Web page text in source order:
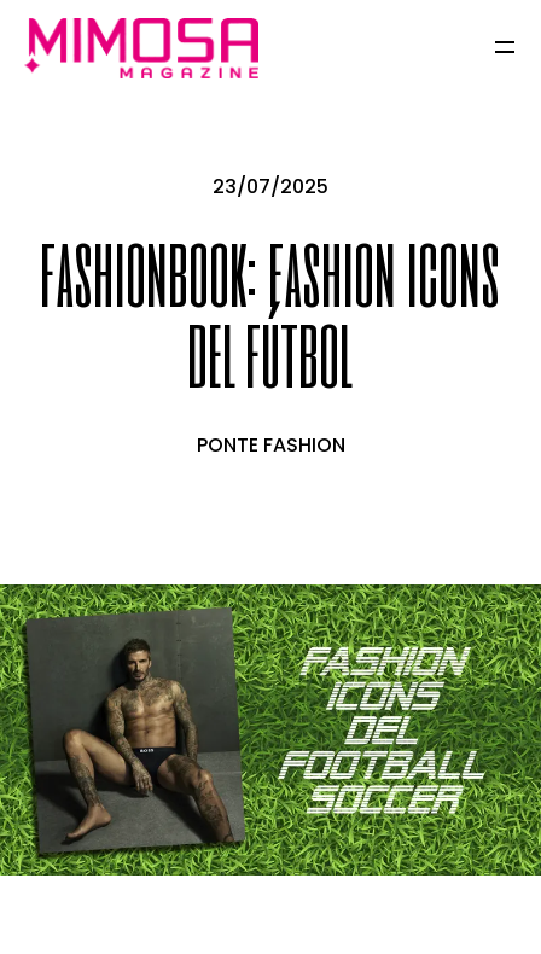
23/07/2025
fashionbook: fashion icons
del fútbol
PONTE FASHION